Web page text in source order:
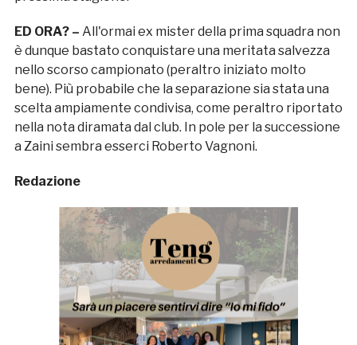
ED ORA? – All'ormai ex mister della prima squadra non
è dunque bastato conquistare una meritata salvezza
nello scorso campionato (peraltro iniziato molto
bene). Più probabile che la separazione sia stata una
scelta ampiamente condivisa, come peraltro riportato
nella nota diramata dal club. In pole per la successione
a Zaini sembra esserci Roberto Vagnoni.
Redazione